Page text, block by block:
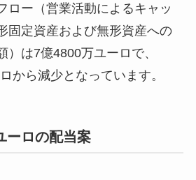
ロー（営業活動によるキャッ
固定資産および無形資産への
）は7億4800万ユーロで、
から減少となっています。
ーロの配当案